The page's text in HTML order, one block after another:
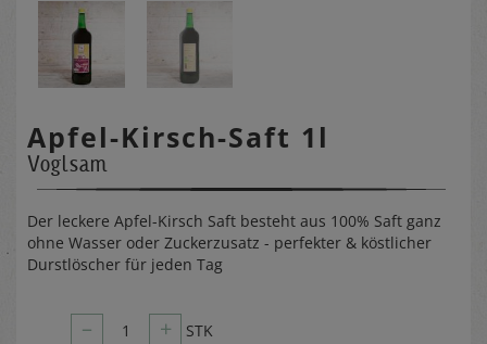
Apfel-Kirsch-Saft 1l
Voglsam
Der leckere Apfel-Kirsch Saft besteht aus 100% Saft ganz
ohne Wasser oder Zuckerzusatz - perfekter & köstlicher
Durstlöscher für jeden Tag
– 1 + STK